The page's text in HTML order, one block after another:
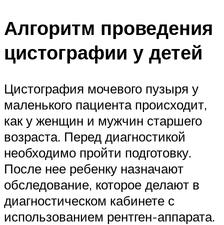
Алгоритм проведения
цистографии у детей
Цистография мочевого пузыря у
маленького пациента происходит,
как у женщин и мужчин старшего
возраста. Перед диагностикой
необходимо пройти подготовку.
После нее ребенку назначают
обследование, которое делают в
диагностическом кабинете с
использованием рентген-аппарата.